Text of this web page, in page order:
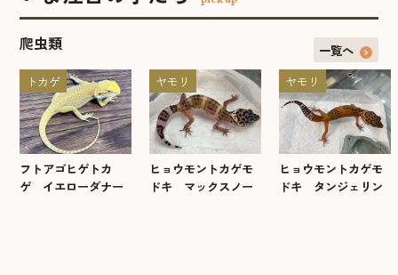
爬虫類
一覧へ
トカゲ
フトアゴヒゲトカ
ゲ イエローダナー
ヤモリ
ヒョウモントカゲモ
ドキ マックスノー
ヤモリ
ヒョウモントカゲモ
ドキ タンジェリン